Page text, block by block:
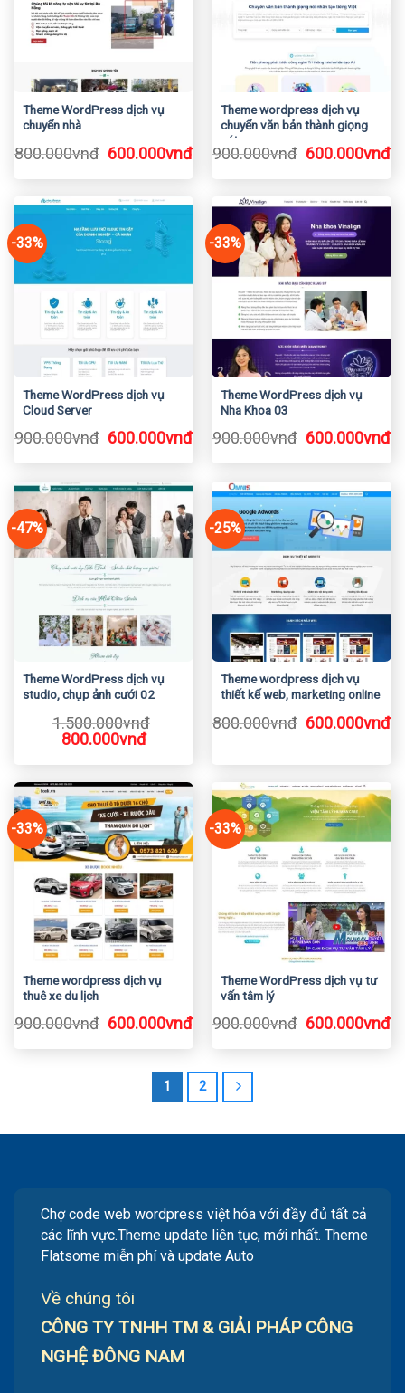
Theme WordPress dịch vụ
chuyển nhà
800.000vnđ Giá
là:
800.000vnđ.
600.000vnđGiá
là:
600.000vnđ.
Theme wordpress dịch vụ
chuyển văn bản thành giọng
nói
900.000vnđ Giá
là:
900.000vnđ.
600.000vnđ
-33%
Theme WordPress dịch vụ
Cloud Server
900.000vnđ Giá
là:
900.000vnđ.
600.000vnđGiá
là:
600.000vnđ.
-33%
Theme WordPress dịch vụ
Nha Khoa 03
900.000vnđ Giá
là:
900.000vnđ.
600.000vnđ
là:
-47%
Theme WordPress dịch vụ
studio, chụp ảnh cưới 02
1.500.000vnđ
Giá
là:
1.500.000vnđ.
800.000vnđGiá
tại
là:
800.000vnđ.
-25%
Theme wordpress dịch vụ
thiết kế web, marketing online
800.000vnđ Giá
800.000vnđ.
600.000vnđ
-33%
Theme wordpress dịch vụ
thuê xe du lịch
900.000vnđ Giá
là:
900.000vnđ.
600.000vnđGiá
là:
600.000vnđ.
-33%
Theme WordPress dịch vụ tư
vấn tâm lý
900.000vnđ Giá
là:
600.000vnđ
1 2
Chợ code web wordpress việt hóa với đầy đủ tất cả
các lĩnh vực.Theme update liên tục, mới nhất. Theme
Flatsome miễn phí và update Auto
Về chúng tôi
CÔNG TY TNHH TM & GIẢI PHÁP CÔNG
NGHỆ ĐÔNG NAM